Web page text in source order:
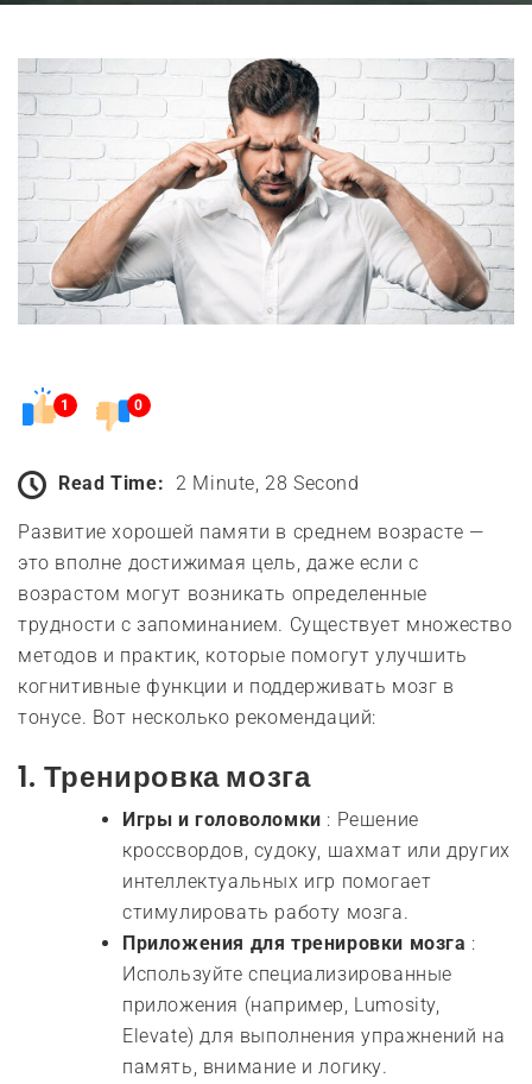
1 0
Read Time: 2 Minute, 28 Second
Развитие хорошей памяти в среднем возрасте —
это вполне достижимая цель, даже если с
возрастом могут возникать определенные
трудности с запоминанием. Существует множество
методов и практик, которые помогут улучшить
когнитивные функции и поддерживать мозг в
тонусе. Вот несколько рекомендаций:
1. Тренировка мозга
Игры и головоломки : Решение
кроссвордов, судоку, шахмат или других
интеллектуальных игр помогает
стимулировать работу мозга.
Приложения для тренировки мозга :
Используйте специализированные
приложения (например, Lumosity,
Elevate) для выполнения упражнений на
память, внимание и логику.